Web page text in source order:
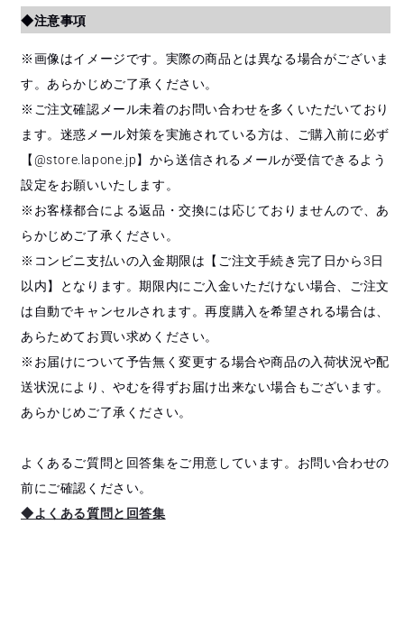
◆注意事項
※画像はイメージです。実際の商品とは異なる場合がございま
す。あらかじめご了承ください。
※ご注文確認メール未着のお問い合わせを多くいただいており
ます。迷惑メール対策を実施されている方は、ご購入前に必ず
【@store.lapone.jp】から送信されるメールが受信できるよう
設定をお願いいたします。
※お客様都合による返品・交換には応じておりませんので、あ
らかじめご了承ください。
※コンビニ支払いの入金期限は【ご注文手続き完了日から3日
以内】となります。期限内にご入金いただけない場合、ご注文
は自動でキャンセルされます。再度購入を希望される場合は、
あらためてお買い求めください。
※お届けについて予告無く変更する場合や商品の入荷状況や配
送状況により、やむを得ずお届け出来ない場合もございます。
あらかじめご了承ください。
よくあるご質問と回答集をご用意しています。お問い合わせの
前にご確認ください。
◆よくある質問と回答集